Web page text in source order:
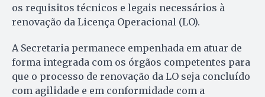
os requisitos técnicos e legais necessários à
renovação da Licença Operacional (LO).
A Secretaria permanece empenhada em atuar de
forma integrada com os órgãos competentes para
que o processo de renovação da LO seja concluído
com agilidade e em conformidade com a